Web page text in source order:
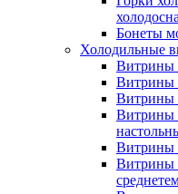
Бонеты
Холодильные
Витрины
Витрины
Витрины
Витрины
Витрины
Витрины